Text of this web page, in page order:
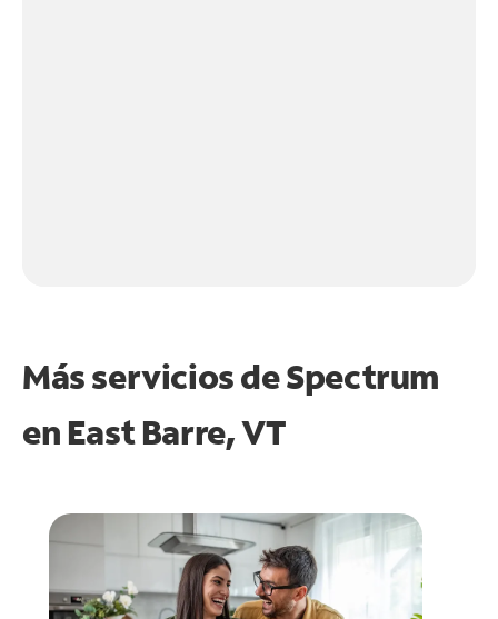
Más servicios de Spectrum
en East Barre, VT